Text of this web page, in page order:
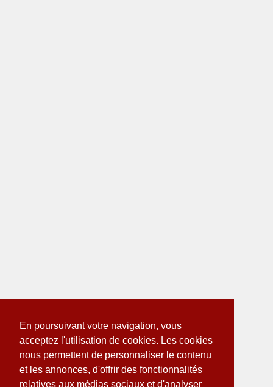
En poursuivant votre navigation, vous
acceptez l'utilisation de cookies. Les cookies
nous permettent de personnaliser le contenu
et les annonces, d'offrir des fonctionnalités
relatives aux médias sociaux et d'analyser